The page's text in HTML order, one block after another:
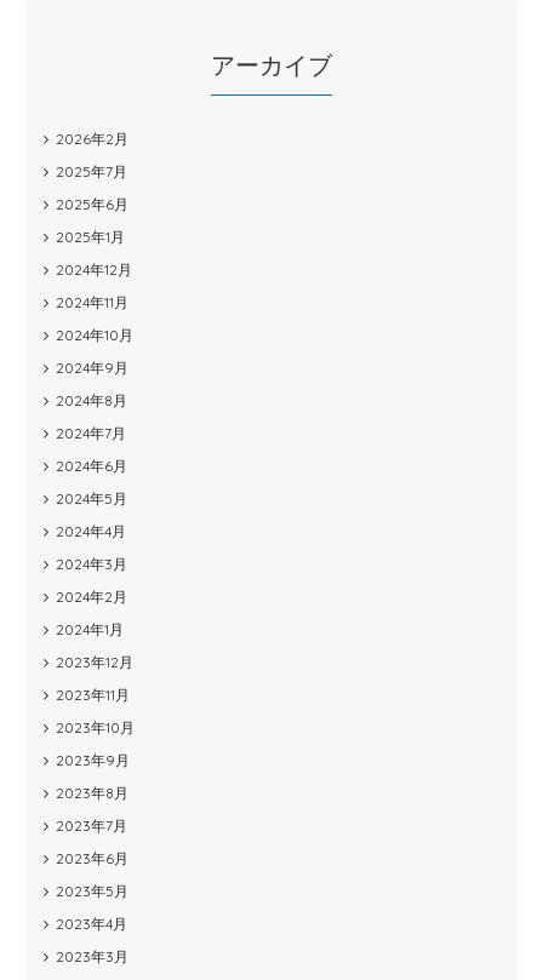
アーカイブ
2026年2月
2025年7月
2025年6月
2025年1月
2024年12月
2024年11月
2024年10月
2024年9月
2024年8月
2024年7月
2024年6月
2024年5月
2024年4月
2024年3月
2024年2月
2024年1月
2023年12月
2023年11月
2023年10月
2023年9月
2023年8月
2023年7月
2023年6月
2023年5月
2023年4月
2023年3月